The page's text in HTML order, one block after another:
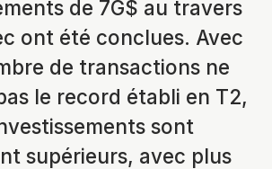
de 7G$ au travers
ont été conclues. Avec
de transactions ne
le record établi en T2,
sont
supérieurs, avec plus